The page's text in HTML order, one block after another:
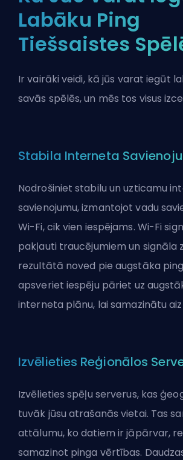
Labāku Ping
Tiešsaistes
Ir vairāki veidi, kā jūs varat iegūt
savās spēlēs, un mēs tos visus
Stabila Interneta
Nodrošiniet stabilu un uzticamu
savienojumu, izmantojot vadu
Wi-Fi, cik vien iespējams. Wi-Fi
pakļauti traucējumiem un signāla
rezultātā noved pie augstāka
apsveriet iespēju pāriet uz
interneta plānu, lai samazinātu
Izvēlieties Reģionālos
Izvēlieties spēļu serverus, kas
tuvāk jūsu atrašanās vietai. Tas
attālumu, ko datiem ir jāpārvar,
samazinot pinga vērtības.